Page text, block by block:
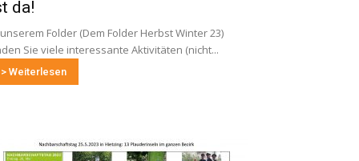
da!
Folder (Dem Folder Herbst Winter 23)
Sie viele interessante Aktivitäten (nicht...
> Weiterlesen